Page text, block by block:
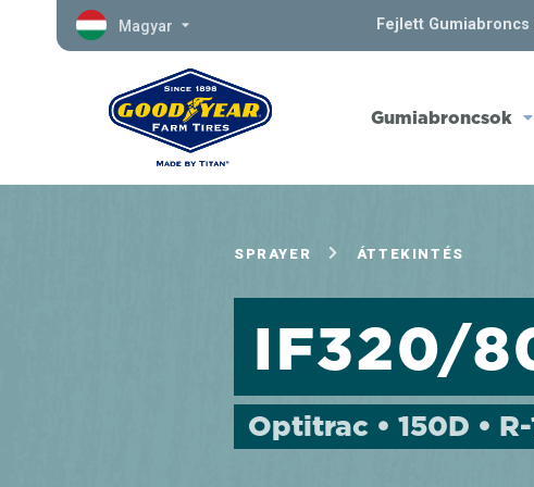
Magyar Fejlett Gumiabroncs
Gumiabroncsok
SPRAYER ÁTTEKINTÉS
IF320/
Optitrac • 150D •